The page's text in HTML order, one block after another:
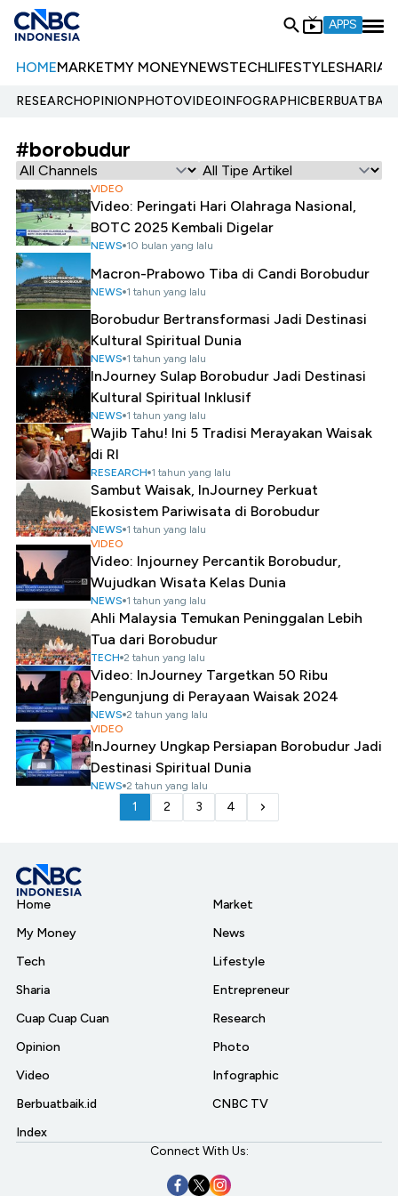
APPS
HOMEMARKETMY MONEYNEWSTECHLIFESTYLESHARIA
RESEARCHOPINIONPHOTOVIDEOINFOGRAPHIC
#borobudur
VIDEO
Video: Peringati Hari Olahraga Nasional,
BOTC 2025 Kembali Digelar
NEWS 10 bulan yang lalu
Macron-Prabowo Tiba di Candi Borobudur
NEWS 1 tahun yang lalu
Borobudur Bertransformasi Jadi Destinasi
Kultural Spiritual Dunia
NEWS 1 tahun yang lalu
InJourney Sulap Borobudur Jadi Destinasi
Kultural Spiritual Inklusif
NEWS 1 tahun yang lalu
Wajib Tahu! Ini 5 Tradisi Merayakan Waisak
di RI
RESEARCH 1 tahun yang lalu
Sambut Waisak, InJourney Perkuat
Ekosistem Pariwisata di Borobudur
NEWS 1 tahun yang lalu
VIDEO
Video: Injourney Percantik Borobudur,
Wujudkan Wisata Kelas Dunia
NEWS 1 tahun yang lalu
Ahli Malaysia Temukan Peninggalan Lebih
Tua dari Borobudur
TECH 2 tahun yang lalu
Video: InJourney Targetkan 50 Ribu
Pengunjung di Perayaan Waisak 2024
NEWS 2 tahun yang lalu
VIDEO
InJourney Ungkap Persiapan Borobudur Jadi
Destinasi Spiritual Dunia
NEWS 2 tahun yang lalu
1 2 3 4
Home
My Money
Tech
Sharia
Cuap Cuap Cuan
Opinion
Video
Berbuatbaik.id
Index
Market
News
Lifestyle
Entrepreneur
Research
Photo
Infographic
CNBC TV
Connect With Us: